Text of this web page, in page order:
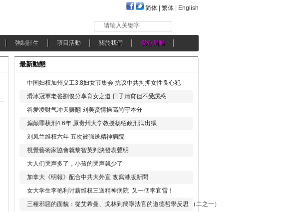
简体 繁体 English
请输入关键字
強制計生 項目活動 關於我們 愛心捐贈
最新動態
中国妇权加州义工3.8妇女节集会 抗议中共拘押女性良心犯
滑冰冠軍老爸劉俊分享育女之道 日子清貧但不受誘惑
谷爱凌财气冲天赚翻 刘美贤情操高尚守本分
煽颠罪获刑4.6年 原贵州大学教授杨绍政刑满出狱
刘凤兰维权六年 五次被强送精神病院
視覺藝術家協會就黎智英判決發表聲明
大人们哭声多了，小孩的哭声就少了
加拿大《明報》配合中共大外宣 改寫港版新聞
女大学生李艳利讨薪维权三送精神病院 又一個李宜雪！
三種邪惡的面貌：從艾希曼、戈林到簡寧法官的道德哲學反思 （二之一）